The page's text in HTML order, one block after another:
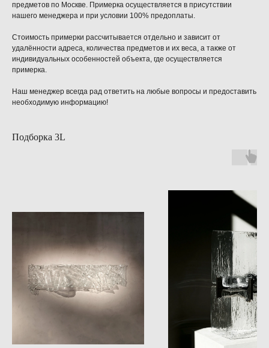
предметов по Москве. Примерка осуществляется в присутствии
нашего менеджера и при условии 100% предоплаты.
Стоимость примерки рассчитывается отдельно и зависит от
удалённости адреса, количества предметов и их веса, а также от
индивидуальных особенностей объекта, где осуществляется
примерка.
Наш менеджер всегда рад ответить на любые вопросы и предоставить
необходимую информацию!
Подборка 3L